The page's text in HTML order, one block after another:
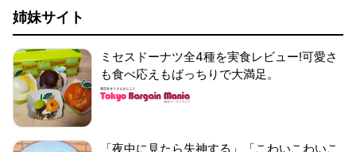
姉妹サイト
ミセスドーナツ全4種を実食レビュー!可愛さ
も食べ応えもばっちりで大満足。
「夜中に見たら失神する」「こわいこわいこ